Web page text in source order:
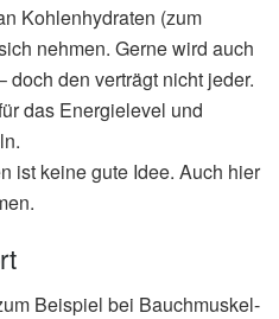
Kohlenhydraten (zum
nehmen. Gerne wird auch
den verträgt nicht jeder.
das Energielevel und
ist keine gute Idee. Auch hier
Beispiel bei Bauchmuskel-